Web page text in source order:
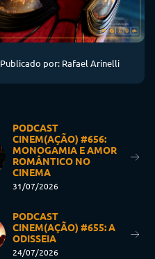
Publicado por: Rafael Arinelli
PODCAST
CINEM(AÇÃO) #656:
MONOGAMIA E AMOR
ROMÂNTICO NO
CINEMA
31/07/2026
PODCAST
CINEM(AÇÃO) #655: A
ODISSEIA
24/07/2026